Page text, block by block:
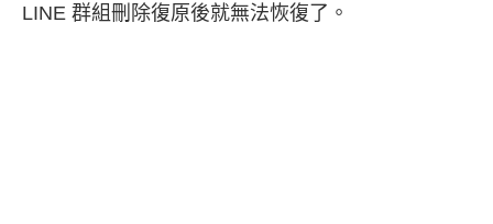
LINE 群組刪除復原後就無法恢復了。